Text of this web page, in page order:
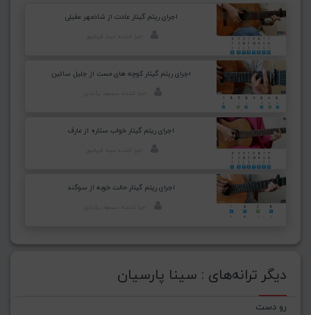
اجرای ریتم گیتار عادت از شادمهر عقیلی
اجرای ریتم گیتار کوچه های مست از جلیل سائین
اجرای ریتم گیتار خواب ستاره از عارف
اجرای ریتم گیتار حالت خوبه از سوگند
دیگر ترانه‌های : سینا پارسیان
رو دست